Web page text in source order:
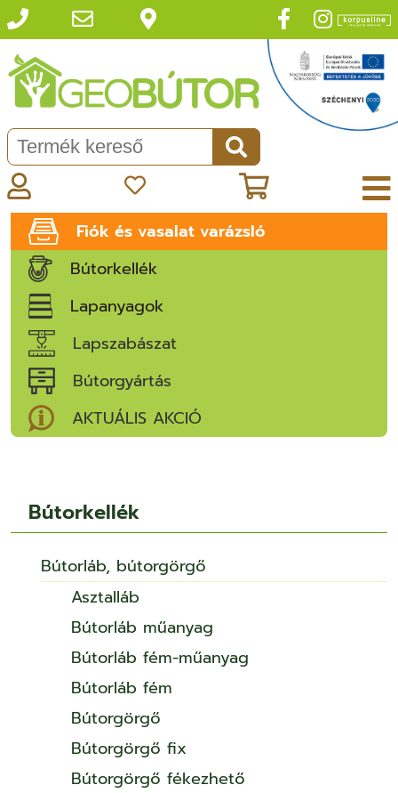
Fiók és vasalat varázsló
Bútorkellék
Lapanyagok
Lapszabászat
Bútorgyártás
AKTUÁLIS AKCIÓ
Bútorkellék
Bútorláb, bútorgörgő
Asztalláb
Bútorláb műanyag
Bútorláb fém-műanyag
Bútorláb fém
Bútorgörgő
Bútorgörgő fix
Bútorgörgő fékezhető